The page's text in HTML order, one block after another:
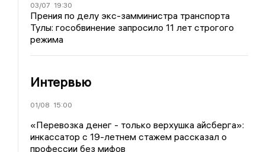
03/07 19:30
Прения по делу экс-замминистра транспорта
Тулы: гособвинение запросило 11 лет строгого
режима
Интервью
01/08 15:00
«Перевозка денег - только верхушка айсберга»:
инкассатор с 19-летнем стажем рассказал о
профессии без мифов